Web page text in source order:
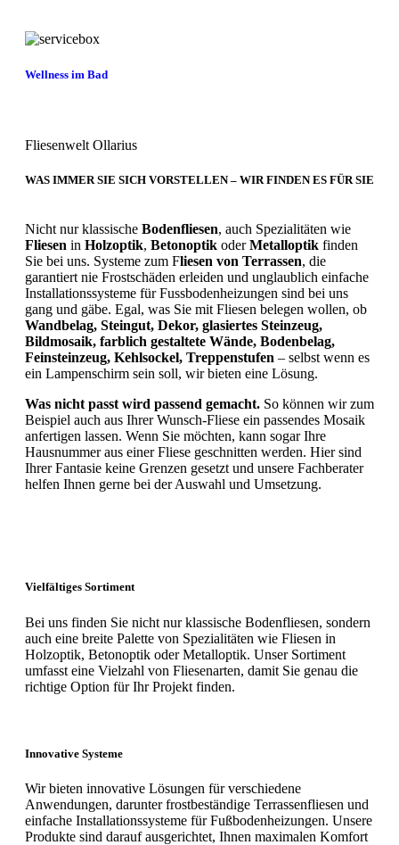
Wellness im Bad
Fliesenwelt Ollarius
WAS IMMER SIE SICH VORSTELLEN – WIR FINDEN ES FÜR SIE
Nicht nur klassische Bodenfliesen, auch Spezialitäten wie
Fliesen in Holzoptik, Betonoptik oderMetalloptik finden
Sie bei uns. Systeme zum Fliesen von Terrassen, die
garantiert nie Frostschäden erleiden und unglaublich einfache
Installationssysteme für Fussbodenheizungen sind bei uns
gang und gäbe. Egal, was Sie mit Fliesen belegen wollen, ob
Wandbelag, Steingut, Dekor, glasiertes Steinzeug,
Bildmosaik, farblich gestaltete Wände, Bodenbelag,
Feinsteinzeug, Kehlsockel, Treppenstufen – selbst wenn es
ein Lampenschirm sein soll, wir bieten eine Lösung.
Was nicht passt wird passend gemacht. So können wir zum
Beispiel auch aus Ihrer Wunsch-Fliese ein passendes Mosaik
anfertigen lassen. Wenn Sie möchten, kann sogar Ihre
Hausnummer aus einer Fliese geschnitten werden. Hier sind
Ihrer Fantasie keine Grenzen gesetzt und unsere Fachberater
helfen Ihnen gerne bei der Auswahl und Umsetzung.
Vielfältiges Sortiment
Bei uns finden Sie nicht nur klassische Bodenfliesen, sondern
auch eine breite Palette von Spezialitäten wie Fliesen in
Holzoptik, Betonoptik oder Metalloptik. Unser Sortiment
umfasst eine Vielzahl von Fliesenarten, damit Sie genau die
richtige Option für Ihr Projekt finden.
Innovative Systeme
Wir bieten innovative Lösungen für verschiedene
Anwendungen, darunter frostbeständige Terrassenfliesen und
einfache Installationssysteme für Fußbodenheizungen. Unsere
Produkte sind darauf ausgerichtet, Ihnen maximalen Komfort